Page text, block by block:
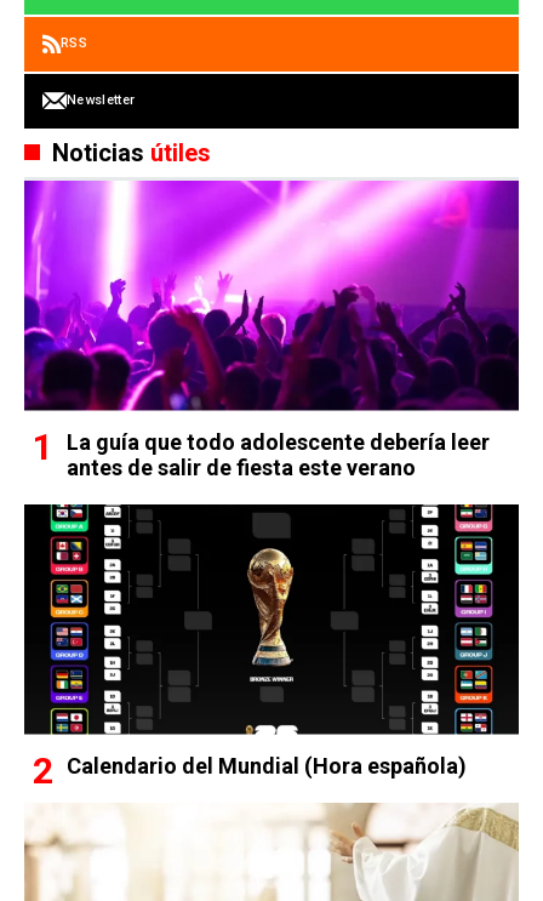
RSS
Newsletter
Noticias útiles
La guía que todo adolescente debería leer
antes de salir de fiesta este verano
Calendario del Mundial (Hora española)